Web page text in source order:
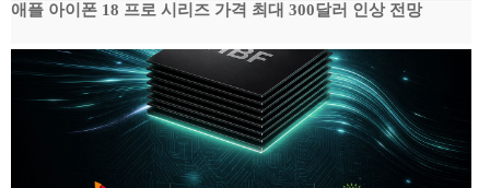
애플 아이폰 18 프로 시리즈 가격 최대 300달러 인상 전망